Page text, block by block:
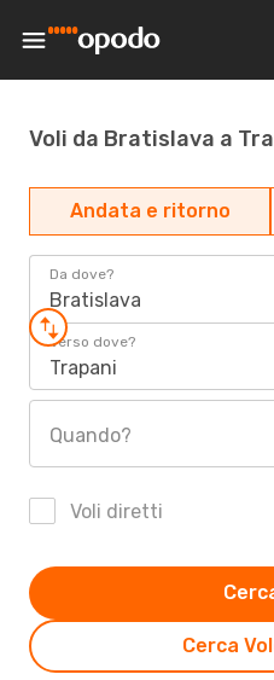
Voli da Bratislava a
Andata e ritorno
Da dove?
Bratislava
Verso dove?
Trapani
Quando?
Voli diretti
Cerca